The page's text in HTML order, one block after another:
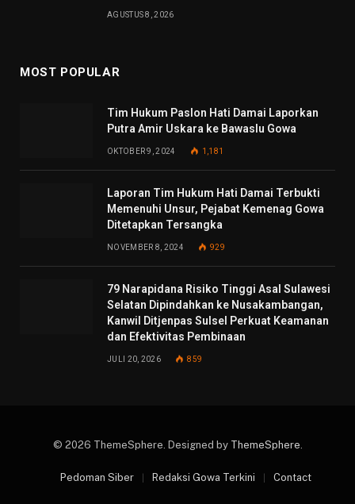
AGUSTUS 8, 2026
MOST POPULAR
Tim Hukum Paslon Hati Damai Laporkan
Putra Amir Uskara ke Bawaslu Gowa
OKTOBER 9, 2024 1,181
Laporan Tim Hukum Hati Damai Terbukti
Memenuhi Unsur, Pejabat Kemenag Gowa
Ditetapkan Tersangka
NOVEMBER 8, 2024 929
79 Narapidana Risiko Tinggi Asal Sulawesi
Selatan Dipindahkan ke Nusakambangan,
Kanwil Ditjenpas Sulsel Perkuat Keamanan
dan Efektivitas Pembinaan
JULI 20, 2026 859
© 2026 ThemeSphere. Designed by ThemeSphere.
Pedoman Siber Redaksi Gowa Terkini Contact